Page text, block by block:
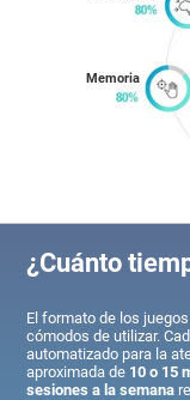
Memoria
¿Cuánto
El formato de los
cómodos de utilizar.
automatizado para la
aproximada de 10 o 15
sesiones a la semana